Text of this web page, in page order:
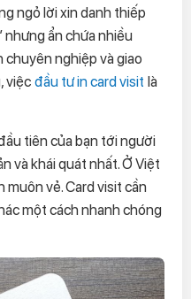
ngỏ lời xin danh thiếp
nhưng ẩn chứa nhiều
chuyên nghiệp và giao
việc đầu tư in card visit là
tiên của bạn tới người
và khái quát nhất. Ở Việt
muôn vẻ. Card visit cần
một cách nhanh chóng